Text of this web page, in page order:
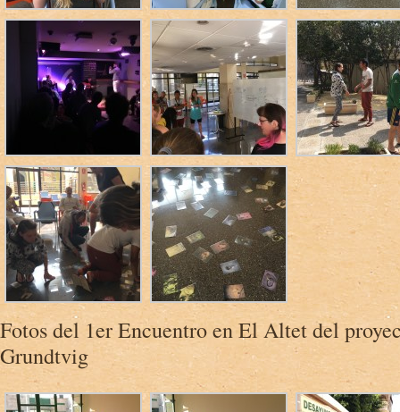
Fotos del 1er Encuentro en El Altet del
Grundtvig